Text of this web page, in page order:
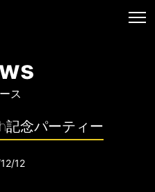
ス
記念パーティー
12